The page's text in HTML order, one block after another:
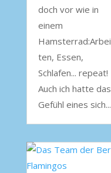
doch vor wie in
einem
Hamsterrad:Arbei
ten, Essen,
Schlafen... repeat!
Auch ich hatte das
Gefühl eines sich...